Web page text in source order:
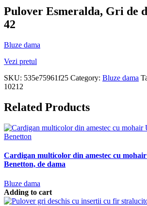
Pulover Esmeralda, Gri de
42
Bluze dama
Vezi pretul
SKU: 535e75961f25 Category: Bluze dama
10212
Related Products
Cardigan multicolor din amestec cu
Benetton, de dama
Bluze dama
Adding to cart